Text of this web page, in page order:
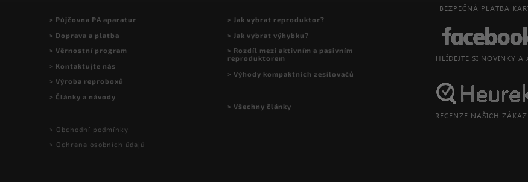
> Půjčovna PA aparatur
> Doprava a platba
> Věrnostní program
> Kontaktujte nás
> Výroba reproboxů
> Články a návody
> Obchodní podmínky
> Ochrana osobních údajů
> Jak vybrat reproduktor?
> Jak vybrat výhybku?
> Rozdíl mezi aktivním a pasivním
reproduktorem
> Výhody kompaktních zesilovačů
> Všechny články